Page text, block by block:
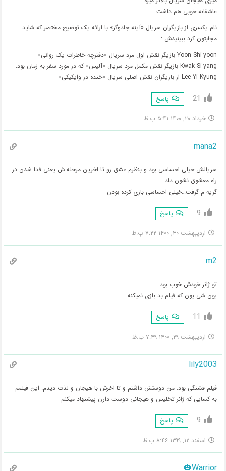
عاشقانه خوبی هم داشت.
نام یکسری از بازیگران سریال «آینه جادوگر» با ارائه یک توضیح مختصر که شاید
مجابتون کرد ببینیدش :
Yoon Shi-yoon بازیگر نقش اول مرد سریال «دفترچه خاطرات یک روانی»
Kwak Si-yang بازیگر نقش مکمل مرد سریال «آلیس» که در مورد سفر به زمان بود.
Lee Yi Kyung از بازیگران نقش اصلی سریال «خنده در وایکیکی»
21 پاسخ
خرداد ۲۰, ۱۴۰۰ ۵:۴۱ ب.ظ
mana2
سریالش خیلی احساسی بود و بنظرم عشق رو تا اخرین مرحله ش یعنی فدا شدن در
راه معشوق نشون داد…
گریه م گرفت…خیلی احساسی بازی کرده بودن
9 پاسخ
اردیبهشت ۳۰, ۱۴۰۰ ۷:۲۲ ب.ظ
m2
تو ژانر خودش خوب بود…
یون شی یون که فیلم بد بازی نمیکنه
11 پاسخ
اردیبهشت ۲۹, ۱۴۰۰ ۷:۴۹ ب.ظ
lily2003
فیلم قشنگی بود. من دوستش داشتم و تا اخرش با هیجان و لذت دیدم. این فیلمم
به کسایی که ژانر تخلیس و هیجانی دوست دارن پیشنهاد میکنم
9 پاسخ
اسفند ۱۲, ۱۳۹۹ ۸:۴۶ ب.ظ
Warrior🎃